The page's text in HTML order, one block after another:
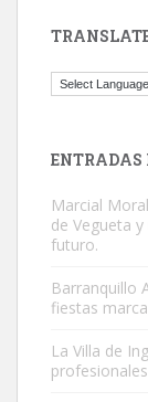
Este gato
Busco
hembra, 4
ENTRADAS
Marcial
de Vegueta
futuro.
Barranquillo
fiestas
La Villa de